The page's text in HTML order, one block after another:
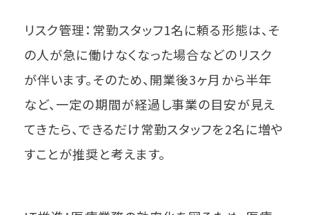
リスク管理：常勤スタッフ1名に頼る形態は、そ
の人が急に働けなくなった場合などのリスク
が伴います。そのため、開業後3ヶ月から半年
など、一定の期間が経過し事業の目安が見え
てきたら、できるだけ常勤スタッフを2名に増や
すことが推奨と考えます。